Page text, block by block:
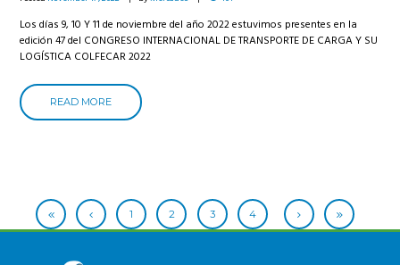
Los días 9, 10 Y 11 de noviembre del año 2022 estuvimos presentes en la
edición 47 del CONGRESO INTERNACIONAL DE TRANSPORTE DE CARGA Y SU
LOGÍSTICA COLFECAR 2022
READ MORE
1 2 3 4